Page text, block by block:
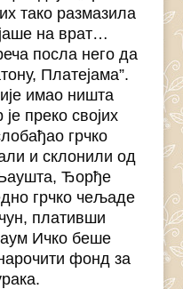
тако размазила
на врат…
посла него да
Платејама”.
имао ништа
преко својих
грчко
и склонили од
Ђорђе
грчко чељаде
плативши
Ичко беше
фонд за